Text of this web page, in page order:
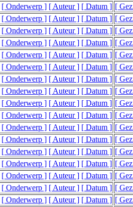
[ Onderwerp ] [ Auteur ] [ Datum ] [
[ Onderwerp ] [ Auteur ] [ Datum ] [
[ Onderwerp ] [ Auteur ] [ Datum ] [
[ Onderwerp ] [ Auteur ] [ Datum ] [
[ Onderwerp ] [ Auteur ] [ Datum ] [
[ Onderwerp ] [ Auteur ] [ Datum ] [
[ Onderwerp ] [ Auteur ] [ Datum ] [
[ Onderwerp ] [ Auteur ] [ Datum ] [
[ Onderwerp ] [ Auteur ] [ Datum ] [
[ Onderwerp ] [ Auteur ] [ Datum ] [
[ Onderwerp ] [ Auteur ] [ Datum ] [
[ Onderwerp ] [ Auteur ] [ Datum ] [
[ Onderwerp ] [ Auteur ] [ Datum ] [
[ Onderwerp ] [ Auteur ] [ Datum ] [
[ Onderwerp ] [ Auteur ] [ Datum ] [
[ Onderwerp ] [ Auteur ] [ Datum ] [
[ Onderwerp ] [ Auteur ] [ Datum ] [